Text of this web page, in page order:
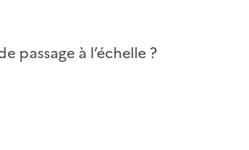
passage à l’échelle ?